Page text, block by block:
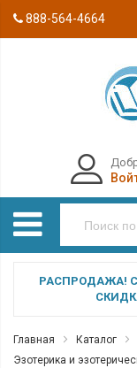
888-564-4664
РАСПРОДАЖА!
Главная Каталог
Эзотерика и